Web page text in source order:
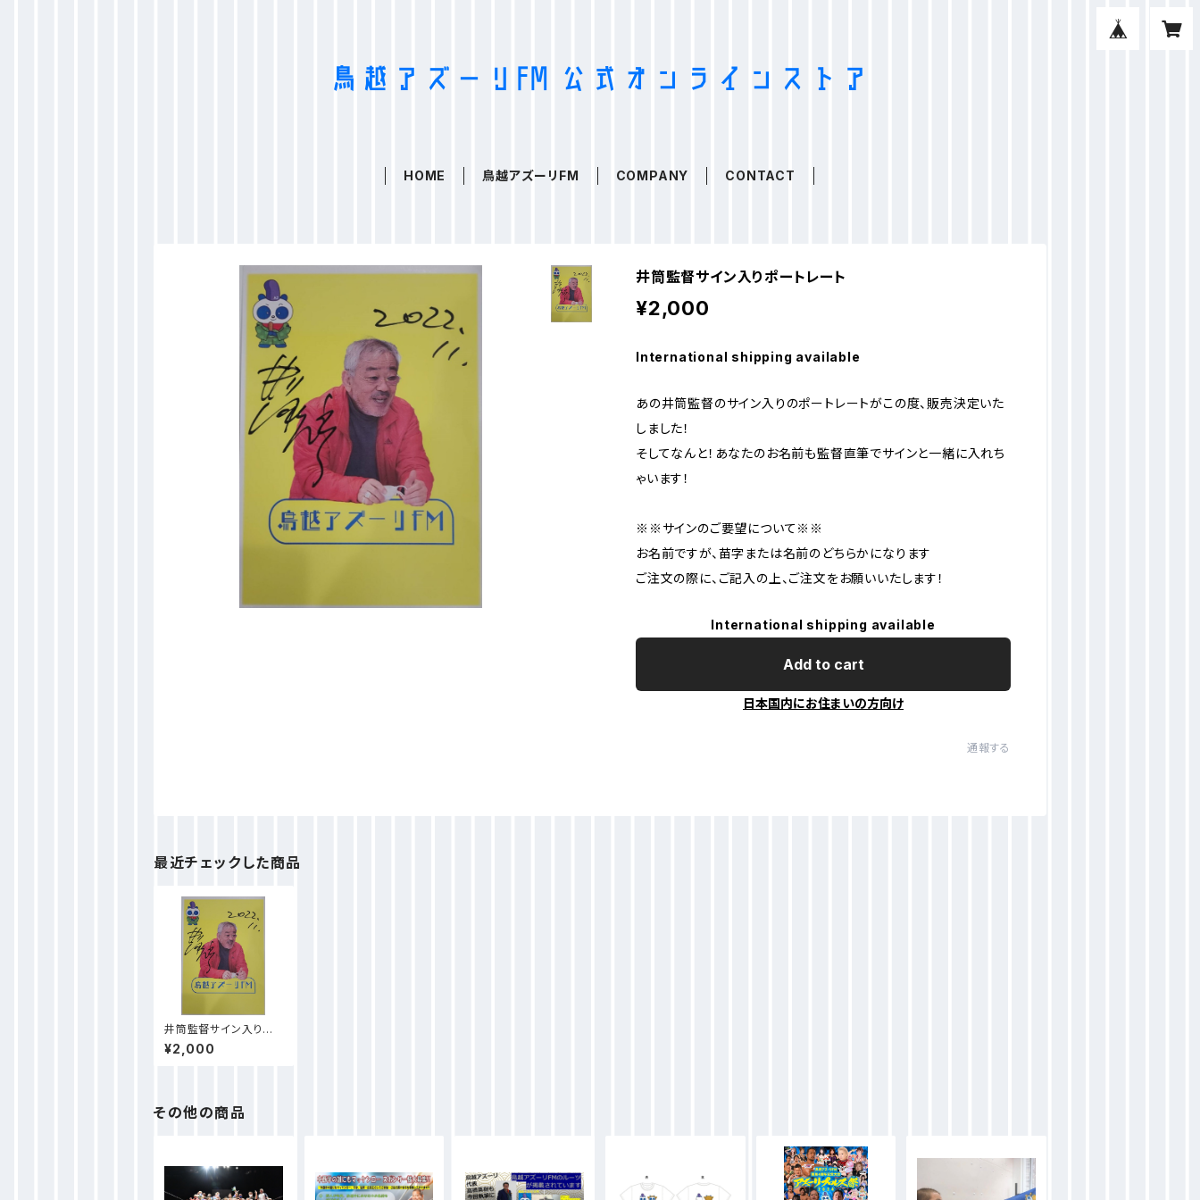
HOME 鳥越アズーリFM COMPANY CONTACT
井筒監督サイン入りポートレート
¥2,000
International shipping available
あの井筒監督のサイン入りのポートレートがこの度、販売決定いた
しました！
そしてなんと！あなたのお名前も監督直筆でサインと一緒に入れち
ゃいます！
※※サインのご要望について※※
お名前ですが、苗字または名前のどちらかになります
ご注文の際に、ご記入の上、ご注文をお願いいたします！
International shipping available
Add to cart
日本国内にお住まいの方向け
通報する
最近チェックした商品
井筒監督サイン入りポ
ートレート
¥2,000
その他の商品